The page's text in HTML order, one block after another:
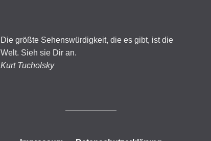
Die größte Sehenswürdigkeit, die es gibt, ist die
Welt. Sieh sie Dir an.
Kurt Tucholsky